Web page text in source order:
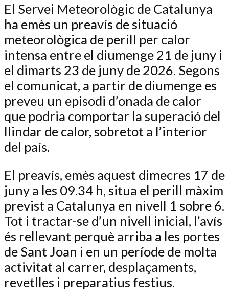
El Servei Meteorològic de Catalunya
ha emès un preavís de situació
meteorològica de perill per calor
intensa entre el diumenge 21 de juny i
el dimarts 23 de juny de 2026. Segons
el comunicat, a partir de diumenge es
preveu un episodi d’onada de calor
que podria comportar la superació del
llindar de calor, sobretot a l’interior
del país.
El preavís, emès aquest dimecres 17 de
juny a les 09.34 h, situa el perill màxim
previst a Catalunya en nivell 1 sobre 6.
Tot i tractar-se d’un nivell inicial, l’avís
és rellevant perquè arriba a les portes
de Sant Joan i en un període de molta
activitat al carrer, desplaçaments,
revetlles i preparatius festius.